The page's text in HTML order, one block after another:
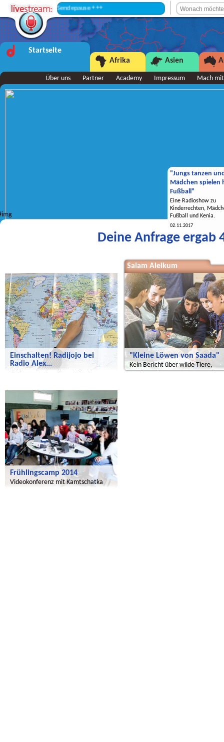
+++ Sendepause +++
Startseite
Afrika
Asien
Über uns Partner Academy Impressum Mach mit
"Jungs tanzen
Mädchen spielen
Fußball"
Eine Radioshow zu
Kinderrechten,
Fußball und Kenia.
02.11.2017
Deine Anfrage ergab
Einschalten! Radijojo bei
Radio Alex...
Salam Aleikum
"Kleine Löwen von Saada"
Kein Bericht über wilde Tiere,
sondern der Name unserer
Frühlingscamp 2014
Videokonferenz mit Kamtschatka